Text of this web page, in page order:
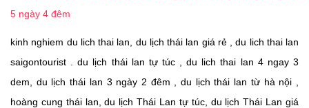
5 ngày 4 đêm
kinh nghiem du lich thai lan, du lịch thái lan giá rẻ , du lich thai lan
saigontourist . du lịch thái lan tự túc , du lich thai lan 4 ngay 3
dem, du lịch thái lan 3 ngày 2 đêm , du lịch thái lan từ hà nội ,
hoàng cung thái lan, du lịch Thái Lan tự túc, du lịch Thái Lan giá